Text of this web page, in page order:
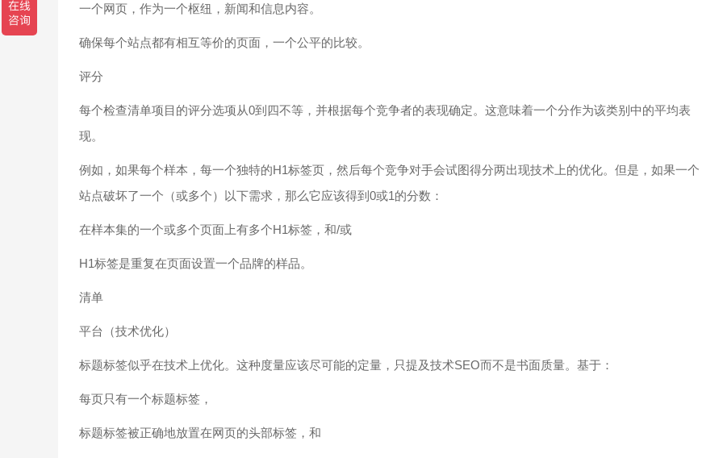
一个网页，作为一个枢纽，新闻和信息内容。
确保每个站点都有相互等价的页面，一个公平的比较。
评分
每个检查清单项目的评分选项从0到四不等，并根据每个竞争者的表现确定。这意味着一个分作为该类别中的平均表
现。
例如，如果每个样本，每一个独特的H1标签页，然后每个竞争对手会试图得分两出现技术上的优化。但是，如果一个
站点破坏了一个（或多个）以下需求，那么它应该得到0或1的分数：
在样本集的一个或多个页面上有多个H1标签，和/或
H1标签是重复在页面设置一个品牌的样品。
清单
平台（技术优化）
标题标签似乎在技术上优化。这种度量应该尽可能的定量，只提及技术SEO而不是书面质量。基于：
每页只有一个标题标签，
标题标签被正确地放置在网页的头部标签，和